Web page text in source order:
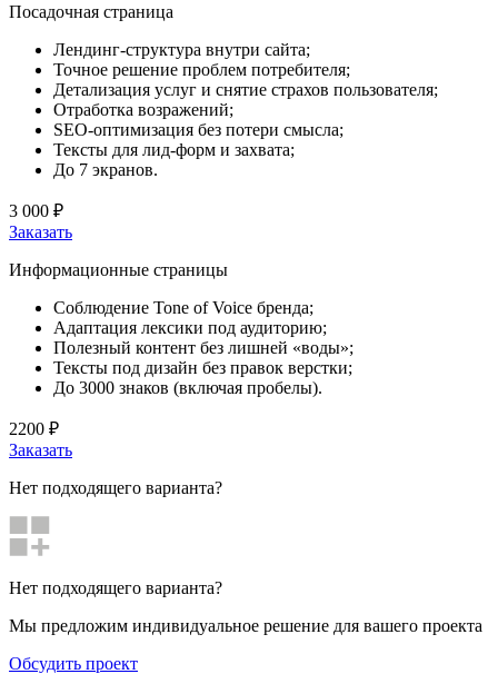
Посадочная страница
Лендинг-структура внутри сайта;
Точное решение проблем потребителя;
Детализация услуг и снятие страхов пользователя;
Отработка возражений;
SEO-оптимизация без потери смысла;
Тексты для лид-форм и захвата;
До 7 экранов.
3 000 ₽
Заказать
Информационные страницы
Соблюдение Tone of Voice бренда;
Адаптация лексики под аудиторию;
Полезный контент без лишней «воды»;
Тексты под дизайн без правок верстки;
До 3000 знаков (включая пробелы).
2200 ₽
Заказать
Нет подходящего варианта?
Нет подходящего варианта?
Мы предложим индивидуальное решение для вашего проекта
Обсудить проект